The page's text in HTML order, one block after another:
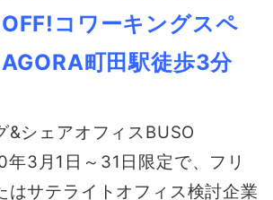
コワーキングスペ
町田駅徒歩3分
シェアオフィスBUSO
3月1日～31日限定で、フリ
はサテライトオフィス検討企業